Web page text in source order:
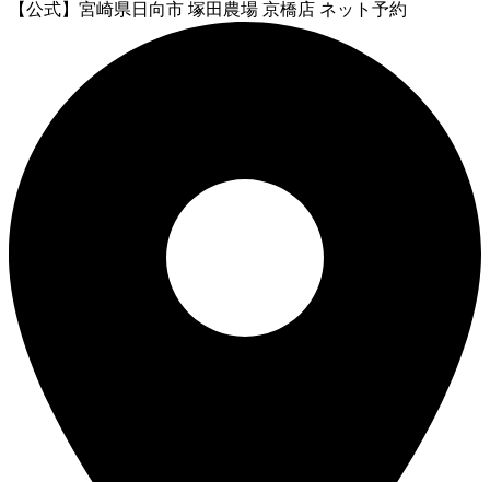
【公式】宮崎県日向市 塚田農場 京橋店 ネット予約